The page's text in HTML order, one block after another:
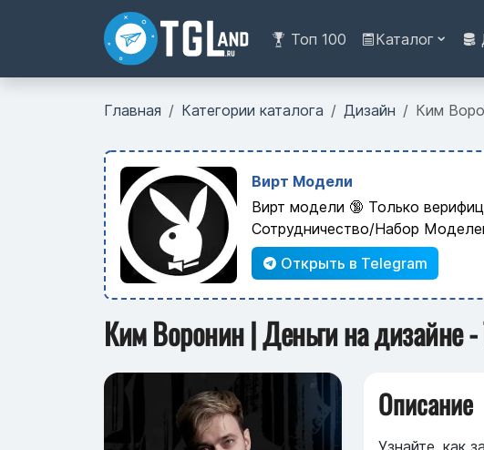
Топ 100 Каталог
Главная Категории каталога Дизайн Ким
Вирт Модели
Вирт модели 🔞 Только
Сотрудничество/Набор
Открыть в Telegram
Ким Воронин | Деньги на дизайне
Описание
Узнайте, как